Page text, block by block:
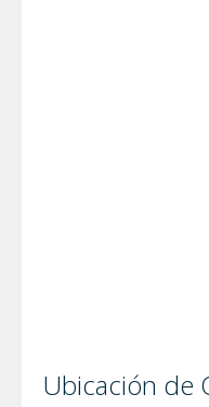
Ubicación de